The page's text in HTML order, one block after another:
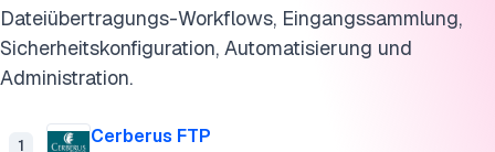
Dateiübertragungs-Workflows, Eingangssammlung,
Sicherheitskonfiguration, Automatisierung und
Administration.
1
Cerberus FTP